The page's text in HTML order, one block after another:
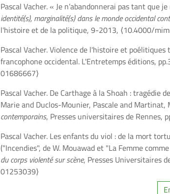
Pascal Vacher. « Je n’abandonnerai pas tant que
identité(s), marginalité(s) dans le monde occidental
l'histoire et de la politique, 9-2013, ⟨10.4000/
Pascal Vacher. Violence de l'histoire et
francophone occidental. L'Entretemps éditions,
01686667⟩
Pascal Vacher. De Carthage à la Shoah : tragédie
Marie and Duclos-Mounier, Pascale and
contemporains, Presses universitaires de
Pascal Vacher. Les enfants du viol : de la mort
("Incendies", de W. Mouawad et "La Femme
du corps violenté sur scène, Presses Universitaires
01253039⟩